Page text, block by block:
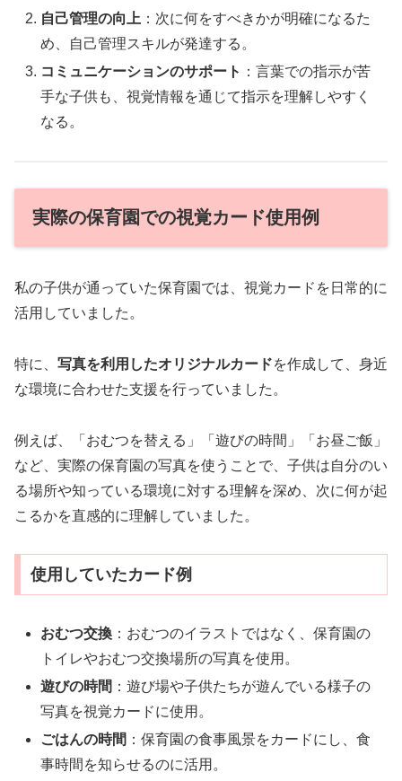
自己管理の向上 ：次に何をすべきかが明確になるた
め、自己管理スキルが発達する。
コミュニケーションのサポート ：言葉での指示が苦
手な子供も、視覚情報を通じて指示を理解しやすく
なる。
実際の保育園での視覚カード使用例
私の子供が通っていた保育園では、視覚カードを日常的に
活用していました。
特に、 写真を利用したオリジナルカードを作成して、身近
な環境に合わせた支援を行っていました。
例えば、「おむつを替える」「遊びの時間」「お昼ご飯」
など、実際の保育園の写真を使うことで、子供は自分のい
る場所や知っている環境に対する理解を深め、次に何が起
こるかを直感的に理解していました。
使用していたカード例
おむつ交換 ：おむつのイラストではなく、保育園の
トイレやおむつ交換場所の写真を使用。
遊びの時間 ：遊び場や子供たちが遊んでいる様子の
写真を視覚カードに使用。
ごはんの時間 ：保育園の食事風景をカードにし、食
事時間を知らせるのに活用。